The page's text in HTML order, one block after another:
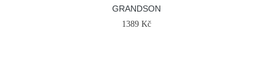
GRANDSON
1389 Kč